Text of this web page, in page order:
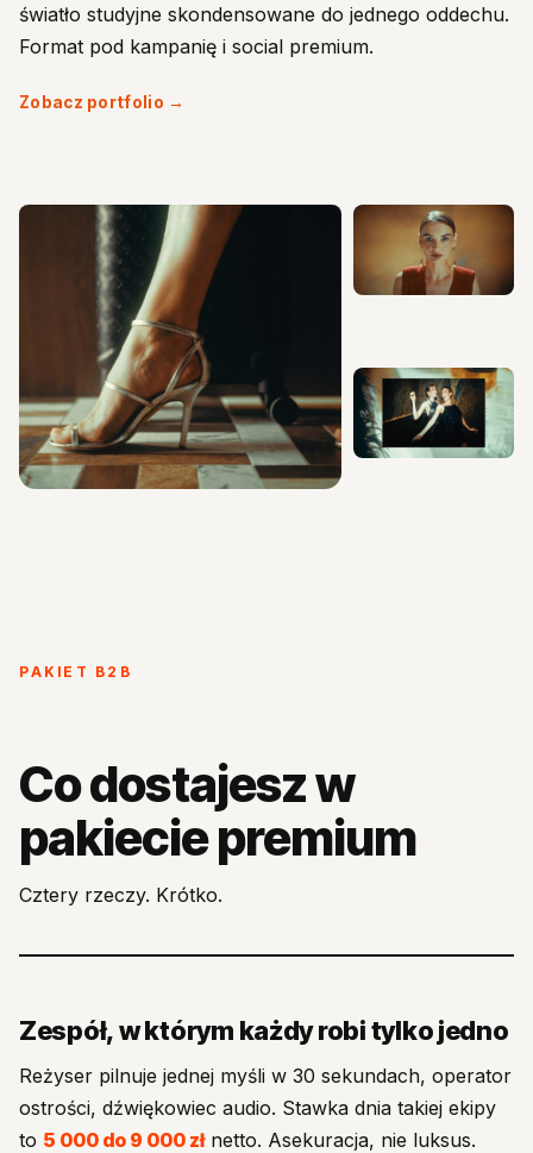
światło studyjne skondensowane do jednego oddechu.
Format pod kampanię i social premium.
Zobacz portfolio →
PAKIET B2B
Co dostajesz w
pakiecie premium
Cztery rzeczy. Krótko.
Zespół, w którym każdy robi tylko jedno
Reżyser pilnuje jednej myśli w 30 sekundach, operator
ostrości, dźwiękowiec audio. Stawka dnia takiej ekipy
to 5 000 do 9 000 złnetto. Asekuracja, nie luksus.